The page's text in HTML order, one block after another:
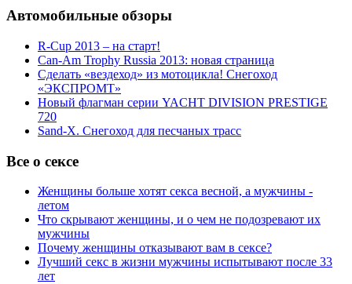
Автомобильные обзоры
R-Cup 2013 – на старт!
Can-Am Trophy Russia 2013: новая страница
Сделать «вездеход» из мотоцикла! Снегоход
«ЭКСПРОМТ»
Новый флагман серии YACHT DIVISION PRESTIGE
720
Sand-X. Снегоход для песчаных трасс
Все о сексе
Женщины больше хотят секса весной, а мужчины -
летом
Что скрывают женщины, и о чем не подозревают их
мужчины
Почему женщины отказывают вам в сексе?
Лучший секс в жизни мужчины испытывают после 33
лет